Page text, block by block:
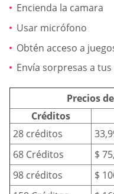
Encienda la camara
Usar micrófono
Obtén acceso a
Envía sorpresas a
Precios
Créditos
28 créditos
68 Créditos
$
98 créditos
$